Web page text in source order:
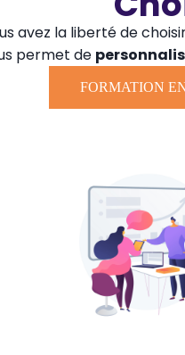
avez la liberté de
permet de
FORMATION